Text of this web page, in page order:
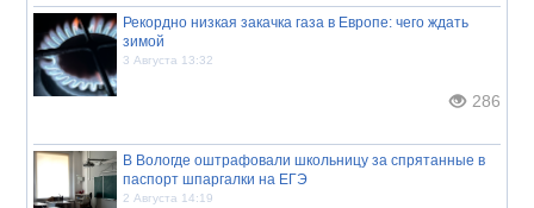
Рекордно низкая закачка газа в Европе: чего ждать
зимой
3 Августа 13:32
286
В Вологде оштрафовали школьницу за спрятанные в
паспорт шпаргалки на ЕГЭ
2 Августа 14:19